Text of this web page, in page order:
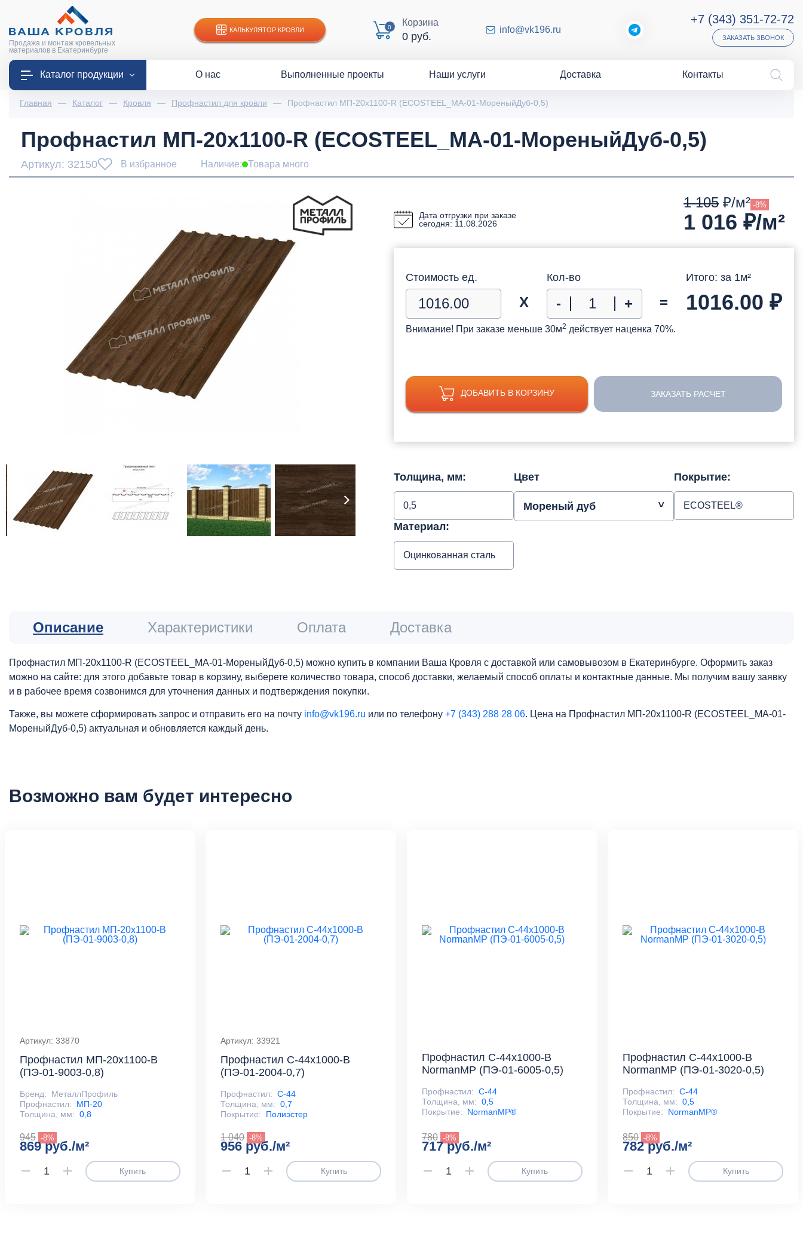
Продажа и монтаж кровельных
материалов в Екатеринбурге
КАЛЬКУЛЯТОР КРОВЛИ 0 Корзина
0 руб.
info@vk196.ru
+7 (343) 351-72-72
ЗАКАЗАТЬ ЗВОНОК
Каталог продукции О нас Выполненные проекты Наши услуги Доставка Контакты
Главная — Каталог — Кровля — Профнастил для кровли — Профнастил МП-20x1100-R (ECOSTEEL_MA-01-МореныйДуб-0,5)
Профнастил МП-20x1100-R (ECOSTEEL_MA-01-МореныйДуб-0,5)
Артикул: 32150 В избранное Наличие: Товара много
Дата отгрузки при заказе
сегодня: 11.08.2026
1 105 ₽/м² -8%
1 016 ₽/м²
Стоимость ед.
Х
Кол-во
- + =
Итого: за 1м²
1016.00 ₽
Внимание! При заказе меньше 30м2 действует наценка 70%.
ДОБАВИТЬ В КОРЗИНУ ЗАКАЗАТЬ РАСЧЕТ
Толщина, мм:
0,5
Цвет
Мореный дуб
Покрытие:
ECOSTEEL®
Материал:
Оцинкованная сталь
Описание Характеристики Оплата Доставка
Профнастил МП-20x1100-R (ECOSTEEL_MA-01-МореныйДуб-0,5) можно купить в компании Ваша Кровля с доставкой или самовывозом в Екатеринбурге. Оформить заказ
можно на сайте: для этого добавьте товар в корзину, выберете количество товара, способ доставки, желаемый способ оплаты и контактные данные. Мы получим вашу заявку
и в рабочее время созвонимся для уточнения данных и подтверждения покупки.
Также, вы можете сформировать запрос и отправить его на почту info@vk196.ru или по телефону +7 (343) 288 28 06. Цена на Профнастил МП-20x1100-R (ECOSTEEL_MA-01-
МореныйДуб-0,5) актуальная и обновляется каждый день.
Возможно вам будет интересно
Артикул: 33870
Профнастил МП-20x1100-B
(ПЭ-01-9003-0,8)
Бренд:
МеталлПрофиль
Профнастил:
МП-20
Толщина, мм: 0,8
945 -8%
869 руб./м²
Купить
Артикул: 33921
Профнастил С-44x1000-B
(ПЭ-01-2004-0,7)
Профнастил: С-44
Толщина, мм: 0,7
Покрытие:
Полиэстер
1 040 -8%
956 руб./м²
Купить
Профнастил С-44x1000-B
NormanMP (ПЭ-01-6005-0,5)
Профнастил: С-44
Толщина, мм: 0,5
Покрытие:
NormanMP®
780 -8%
717 руб./м²
Купить
Профнастил С-44x1000-B
NormanMP (ПЭ-01-3020-0,5)
Профнастил: С-44
Толщина, мм: 0,5
Покрытие:
NormanMP®
850 -8%
782 руб./м²
Купить